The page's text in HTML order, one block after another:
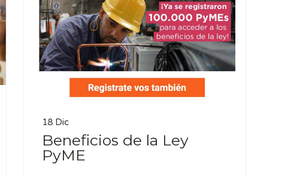
18 Dic
Beneficios de la Ley
PyME